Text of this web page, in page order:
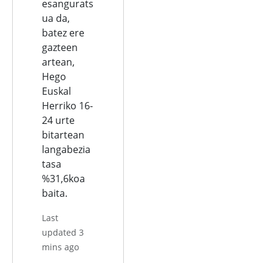
esangurats
ua da,
batez ere
gazteen
artean,
Hego
Euskal
Herriko 16-
24 urte
bitartean
langabezia
tasa
%31,6koa
baita.
Last
updated 3
mins ago